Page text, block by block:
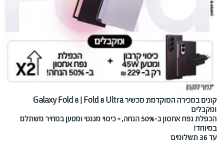
קונים במכירה המוקדמת מכשירGalaxy Fold 8 | Fold 8 Ultra
ומקבלים
הכפלת נפח אחסון ב-50% הנחה,+ כיסוי מגנטי ומטען במחיר משתלם
במיוחד!
עד 36 תשלומים